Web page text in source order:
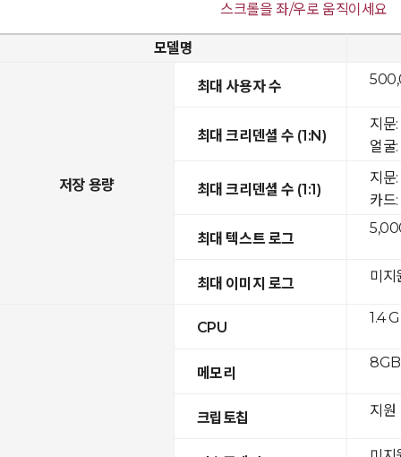
스크롤을 좌/우로 움직이세요
모델명
저장 용량
최대 사용자 수
최대 크리덴셜 수 (1:N)
최대 크리덴셜 수 (1:1)
최대 텍스트 로그
최대 이미지 로그
CPU
메모리
크립토칩
지
얼
지
카
미지
1.4
지원